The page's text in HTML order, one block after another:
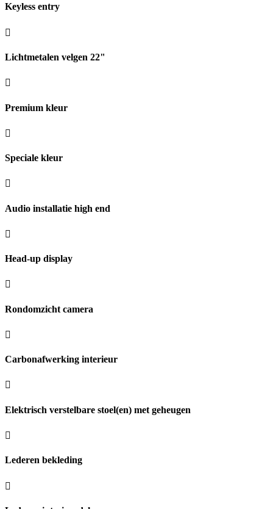
Keyless entry
Lichtmetalen velgen 22"
Premium kleur
Speciale kleur
Audio installatie high end
Head-up display
Rondomzicht camera
Carbonafwerking interieur
Elektrisch verstelbare stoel(en) met geheugen
Lederen bekleding